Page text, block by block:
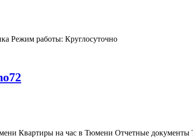
Режим работы: Круглосуточно
Квартиры на час в Тюмени Отчетные документы